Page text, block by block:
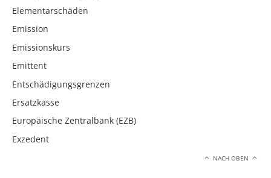
Elementarschäden
Emission
Emissionskurs
Emittent
Entschädigungsgrenzen
Ersatzkasse
Europäische Zentralbank (EZB)
Exzedent
NACH OBEN